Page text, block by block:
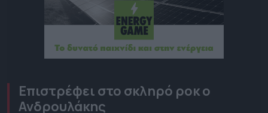
Επιστρέφει στο σκληρό ροκ ο
Ανδρουλάκης